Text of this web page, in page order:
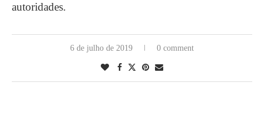
autoridades.
6 de julho de 2019 0 comment